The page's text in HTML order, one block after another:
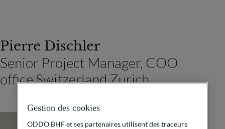
Pierre Dischler
Senior Project Manager, COO
office Switzerland Zurich
Gestion des cookies
ODDO BHF et ses partenaires utilisent des traceurs